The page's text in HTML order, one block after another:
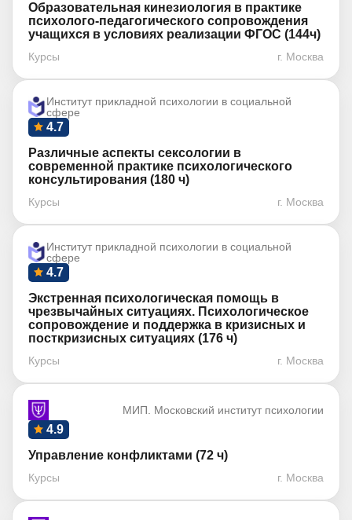
Образовательная кинезиология в практике
психолого-педагогического сопровождения
учащихся в условиях реализации ФГОС (144ч)
Курсы г. Москва
Институт прикладной психологии в социальной
сфере
4.7
Различные аспекты сексологии в
современной практике психологического
консультирования (180 ч)
Курсы г. Москва
Институт прикладной психологии в социальной
сфере
4.7
Экстренная психологическая помощь в
чрезвычайных ситуациях. Психологическое
сопровождение и поддержка в кризисных и
посткризисных ситуациях (176 ч)
Курсы г. Москва
МИП. Московский институт психологии
4.9
Управление конфликтами (72 ч)
Курсы г. Москва